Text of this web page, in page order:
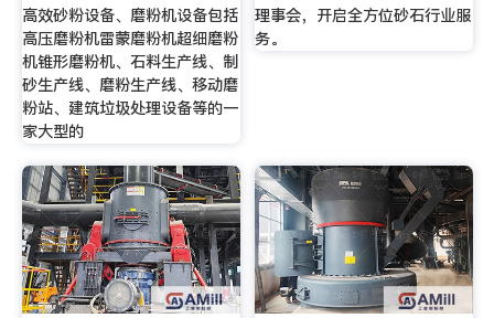
高效砂粉设备、磨粉机设备包括
高压磨粉机雷蒙磨粉机超细磨粉
机锥形磨粉机、石料生产线、制
砂生产线、磨粉生产线、移动磨
粉站、建筑垃圾处理设备等的一
家大型的
理事会，开启全方位砂石行业服
务。